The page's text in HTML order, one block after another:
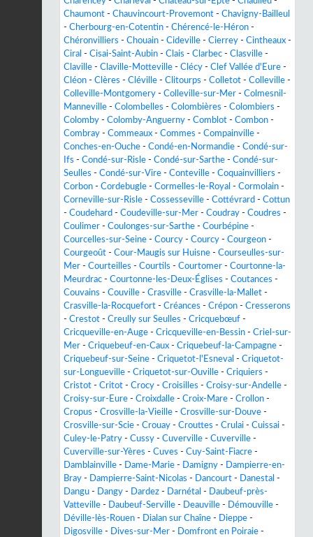
Chaumont - Chauvincourt-Provemont - Chavigny-Bailleul
- Cherbourg-en-Cotentin - Chérencé-le-Héron -
Chéronvilliers - Chouain - Cideville - Cierrey - Cintheaux -
Ciral - Cisai-Saint-Aubin - Clais - Clarbec - Clasville -
Claville - Claville-Motteville - Clécy - Clef Vallée d'Eure -
Cléon - Clères - Cléville - Clitourps - Colletot - Colleville -
Colleville-Montgomery - Colleville-sur-Mer - Colmesnil-
Manneville - Colombelles - Colombières - Colombiers -
Colomby - Colomby-Anguerny - Comblot - Combon -
Combray - Commeaux - Commes - Compainville -
Conches-en-Ouche - Condé-en-Normandie - Condé-sur-
Ifs - Condé-sur-Risle - Condé-sur-Sarthe - Condé-sur-
Seulles - Condé-sur-Vire - Conteville - Coquainvilliers -
Corbon - Cordebugle - Cormelles-le-Royal - Cormolain -
Corneville-sur-Risle - Cossesseville - Cottévrard - Cottun
- Coudehard - Coudeville-sur-Mer - Coudray - Coudres -
Coulimer - Coulonges-sur-Sarthe - Courbépine -
Courcelles-sur-Seine - Courcy - Courcy - Courgeon -
Courgeoût - Cour-Maugis sur Huisne - Courseulles-sur-
Mer - Courteilles - Courtils - Courtomer - Courtonne-la-
Meurdrac - Courtonne-les-Deux-Églises - Coutances -
Couvains - Couville - Crasville - Crasville-la-Mallet -
Crasville-la-Rocquefort - Créances - Crépon - Cresserons
- Crestot - Creully sur Seulles - Cricquebœuf -
Cricqueville-en-Auge - Cricqueville-en-Bessin - Criel-sur-
Mer - Criquebeuf-en-Caux - Criquebeuf-la-Campagne -
Criquebeuf-sur-Seine - Criquetot-l'Esneval - Criquetot-
sur-Longueville - Criquetot-sur-Ouville - Criquiers -
Cristot - Critot - Crocy - Croisilles - Croisy-sur-Andelle -
Croisy-sur-Eure - Croixdalle - Croix-Mare - Crollon -
Cropus - Crosville-la-Vieille - Crosville-sur-Douve -
Crosville-sur-Scie - Crouay - Crouttes - Crulai - Cuissai -
Culey-le-Patry - Cussy - Cuverville - Cuverville -
Cuverville-sur-Yères - Cuves - Cuy-Saint-Fiacre -
Damblainville - Dame-Marie - Damigny -
Dampierre-en-
Bray - Dampierre-Saint-Nicolas - Dancourt - Danestal -
Dangu - Dangy - Dardez - Darnétal -
Daubeuf-près-
Vatteville - Daubeuf-Serville - Deauville - Démouville -
Déville-lès-Rouen - Dialan sur Chaîne - Dieppe -
Digosville - Dives-sur-Mer - Domfront en Poiraie -